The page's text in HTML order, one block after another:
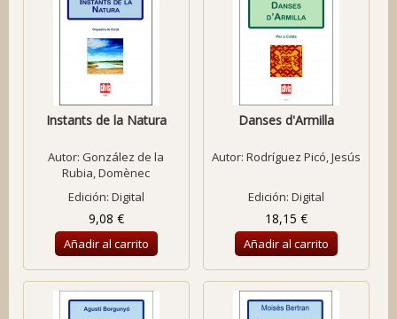
Instants de la Natura
Autor: González de la
Rubia, Domènec
Edición: Digital
9,08 €
Añadir al carrito
Danses d'Armilla
Autor: Rodríguez Picó, Jesús
Edición: Digital
18,15 €
Añadir al carrito